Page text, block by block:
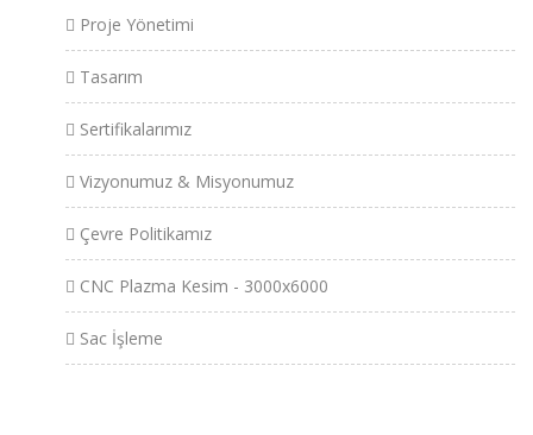
Proje Yönetimi
Tasarım
Sertifikalarımız
Vizyonumuz & Misyonumuz
Çevre Politikamız
CNC Plazma Kesim - 3000x6000
Sac İşleme